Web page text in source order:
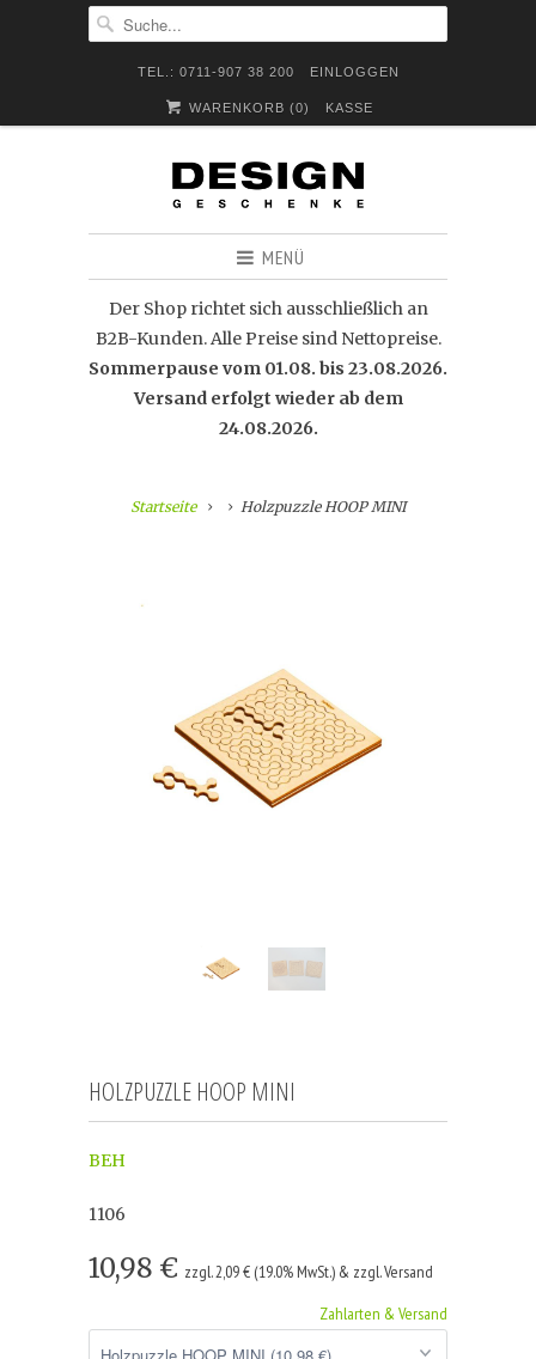
TEL.: 0711-907 38 200 EINLOGGEN
WARENKORB (0) KASSE
MENÜ
Der Shop richtet sich ausschließlich an
B2B-Kunden. Alle Preise sind Nettopreise.
Sommerpause vom 01.08. bis 23.08.2026.
Versand erfolgt wieder ab dem
24.08.2026.
Startseite Holzpuzzle HOOP MINI
HOLZPUZZLE HOOP MINI
BEH
1106
10,98 € zzgl. 2,09 € (19.0% MwSt.) & zzgl. Versand
Zahlarten & Versand